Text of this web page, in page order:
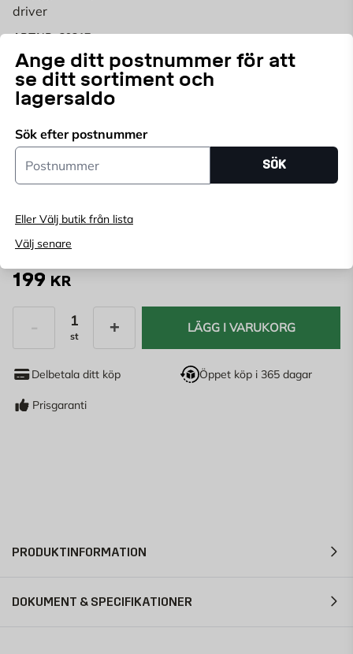
Ange ditt postnummer för att
se ditt sortiment och
lagersaldo
Sök efter postnummer
Postnummer
SÖK
Eller Välj butik från lista
Välj senare
driver
ART.NR:29317
Dimbar 12-volts LED-belysning för infällt montage.
Kräver LED-drivdon.
Välj butik
Välj butik för att se lagerstatus
Angepostnummer
199 KR
st
LÄGG I VARUKORG
Delbetala ditt köp Öppet köp i 365 dagar
Prisgaranti
PRODUKTINFORMATION
DOKUMENT & SPECIFIKATIONER